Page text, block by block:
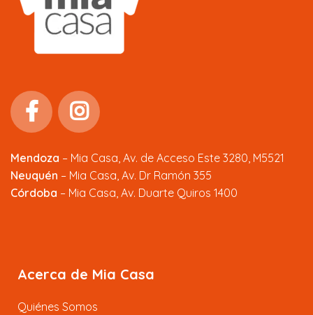
Mendoza – Mia Casa, Av. de Acceso Este 3280, M5521
Neuquén – Mia Casa, Av. Dr Ramón 355
Córdoba – Mia Casa, Av. Duarte Quiros 1400
Acerca de Mia Casa
Quiénes Somos